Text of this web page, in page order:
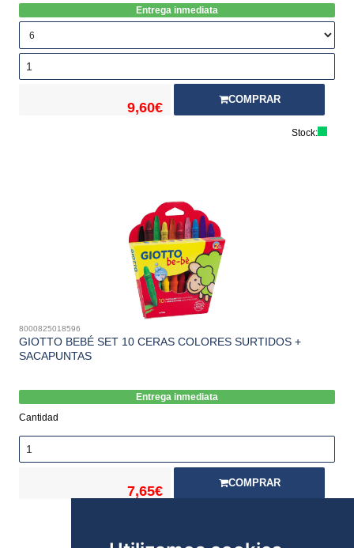
Entrega inmediata
9,60€
COMPRAR
Stock:
8000825018596
GIOTTO BEBÉ SET 10 CERAS COLORES SURTIDOS +
SACAPUNTAS
Entrega inmediata
Cantidad
7,65€
COMPRAR